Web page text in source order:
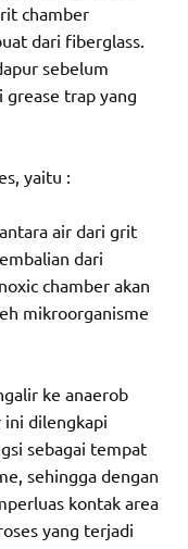
chamber
dari fiberglass.
sebelum
trap yang
yaitu :
air dari grit
dari
chamber akan
mikroorganisme
ke anaerob
ini dilengkapi
sebagai tempat
sehingga dengan
kontak area
yang terjadi